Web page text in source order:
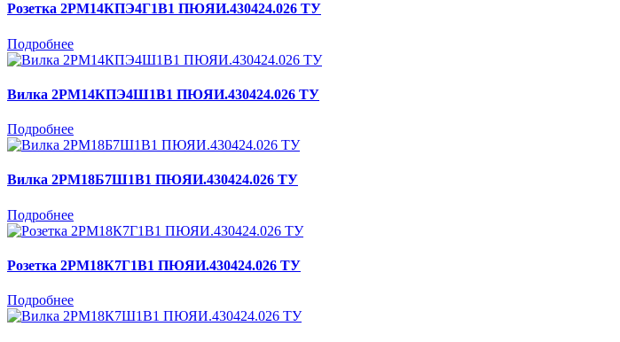
Розетка 2РМ14КПЭ4Г1В1 ПЮЯИ.430424.026 ТУ
Подробнее
Вилка 2РМ14КПЭ4Ш1В1 ПЮЯИ.430424.026 ТУ
Подробнее
Вилка 2РМ18Б7Ш1В1 ПЮЯИ.430424.026 ТУ
Подробнее
Розетка 2РМ18К7Г1В1 ПЮЯИ.430424.026 ТУ
Подробнее